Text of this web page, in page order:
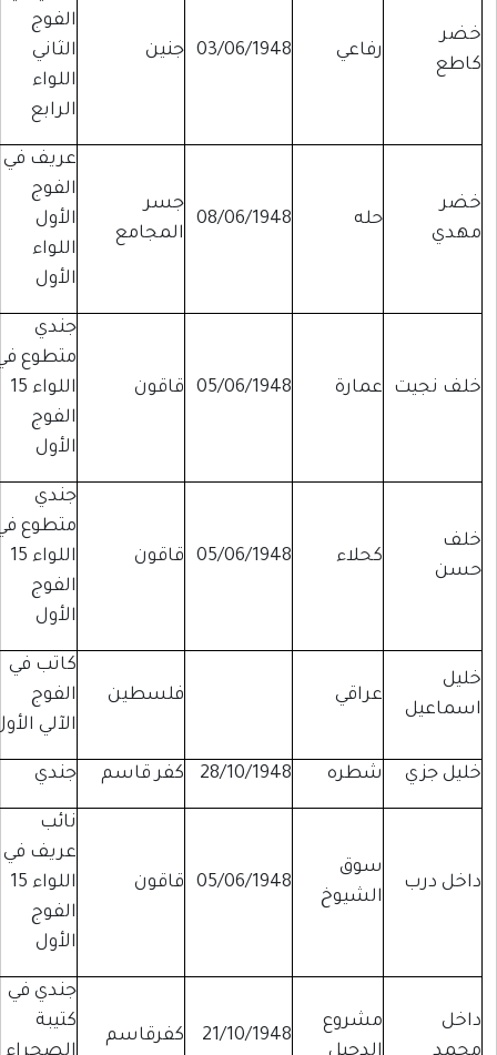
الفوج
الثاني
اللواء
الرابع
جنين 03/06/1948 رفاعي
خضر
كاطع
عريف في
الفوج
الأول
اللواء
الأول
جسر
المجامع
08/06/1948 حله
خضر
مهدي
جندي
متطوع في
اللواء 15
الفوج
الأول
قاقون 05/06/1948 عمارة خلف نجيت
جندي
متطوع في
اللواء 15
الفوج
الأول
قاقون 05/06/1948 كحلاء
خلف
حسن
كاتب في
الفوج
الآلي الأول
فلسطين عراقي
خليل
اسماعيل
جندي كفر قاسم 28/10/1948 شطره خليل جزي
نائب
عريف في
اللواء 15
الفوج
الأول
قاقون 05/06/1948
سوق
الشيوخ
داخل درب
جندي في
كتيبة
كفرقاسم 21/10/1948
مشروع
داخل